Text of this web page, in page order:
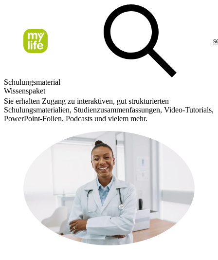
Schulungsmaterial
Wissenspaket
Sie erhalten Zugang zu interaktiven, gut strukturierten
Schulungsmaterialien, Studienzusammenfassungen, Video-Tutorials,
PowerPoint-Folien, Podcasts und vielem mehr.